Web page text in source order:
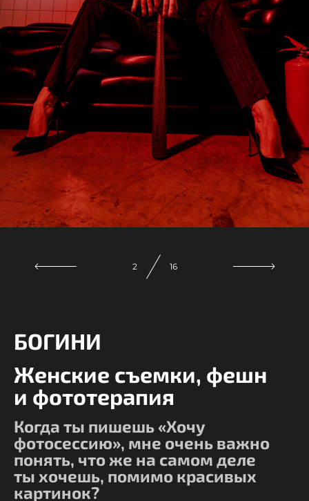
БОГИНИ
Женские съемки, фешн
и фототерапия
Когда ты пишешь «Хочу
фотосессию», мне очень важно
понять, что же на самом деле
ты хочешь, помимо красивых
картинок?
3 16